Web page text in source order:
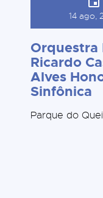
14 ago,
Orquestra
Ricardo
Alves
Sinfônica
Parque do